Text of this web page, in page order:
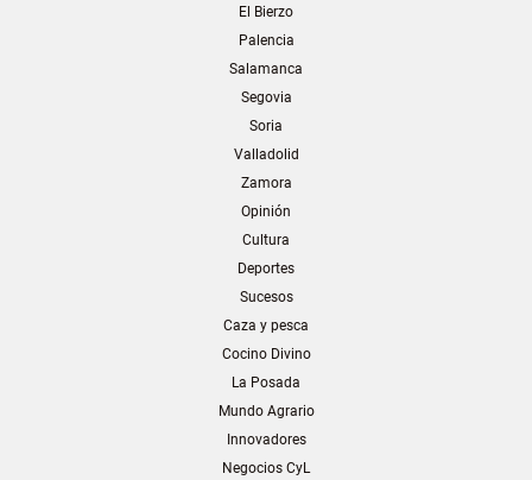
El Bierzo
Palencia
Salamanca
Segovia
Soria
Valladolid
Zamora
Opinión
Cultura
Deportes
Sucesos
Caza y pesca
Cocino Divino
La Posada
Mundo Agrario
Innovadores
Negocios CyL